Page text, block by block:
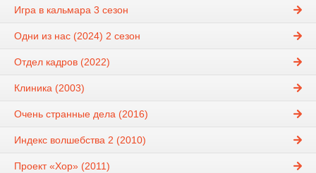
Игра в кальмара 3 сезон
Одни из нас (2024) 2 сезон
Отдел кадров (2022)
Клиника (2003)
Очень странные дела (2016)
Индекс волшебства 2 (2010)
Проект «Хор» (2011)